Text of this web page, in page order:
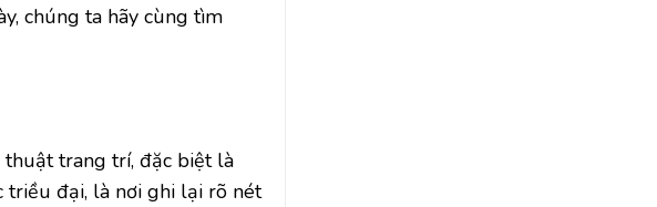
chúng ta hãy cùng tìm
trang trí, đặc biệt là
triều đại, là nơi ghi lại rõ nét